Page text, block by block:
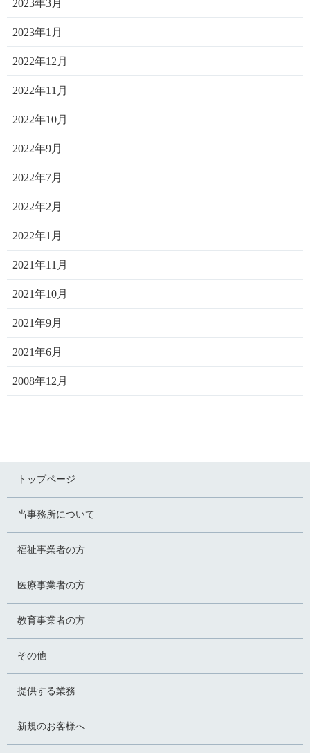
2023年3月
2023年1月
2022年12月
2022年11月
2022年10月
2022年9月
2022年7月
2022年2月
2022年1月
2021年11月
2021年10月
2021年9月
2021年6月
2008年12月
トップページ
当事務所について
福祉事業者の方
医療事業者の方
教育事業者の方
その他
提供する業務
新規のお客様へ